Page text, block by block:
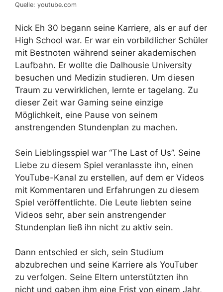
Quelle: youtube.com
Nick Eh 30 begann seine Karriere, als er auf der
High School war. Er war ein vorbildlicher Schüler
mit Bestnoten während seiner akademischen
Laufbahn. Er wollte die Dalhousie University
besuchen und Medizin studieren. Um diesen
Traum zu verwirklichen, lernte er tagelang. Zu
dieser Zeit war Gaming seine einzige
Möglichkeit, eine Pause von seinem
anstrengenden Stundenplan zu machen.
Sein Lieblingsspiel war “The Last of Us”. Seine
Liebe zu diesem Spiel veranlasste ihn, einen
YouTube-Kanal zu erstellen, auf dem er Videos
mit Kommentaren und Erfahrungen zu diesem
Spiel veröffentlichte. Die Leute liebten seine
Videos sehr, aber sein anstrengender
Stundenplan ließ ihn nicht zu aktiv sein.
Dann entschied er sich, sein Studium
abzubrechen und seine Karriere als YouTuber
zu verfolgen. Seine Eltern unterstützten ihn
nicht und gaben ihm eine Frist von einem Jahr,